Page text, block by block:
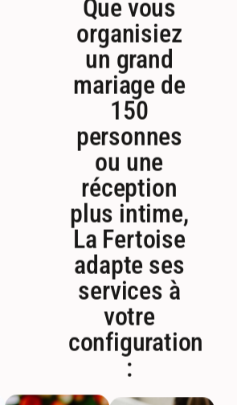
organisiez
un grand
mariage de
150
personnes
ou une
réception
plus intime,
La Fertoise
adapte ses
services à
votre
configuration
: